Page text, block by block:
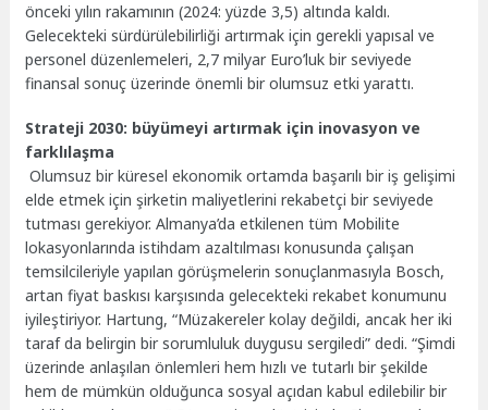
önceki yılın rakamının (2024: yüzde 3,5) altında kaldı.
Gelecekteki sürdürülebilirliği artırmak için gerekli yapısal ve
personel düzenlemeleri, 2,7 milyar Euro’luk bir seviyede
finansal sonuç üzerinde önemli bir olumsuz etki yarattı.
Strateji 2030: büyümeyi artırmak için inovasyon ve
farklılaşma
Olumsuz bir küresel ekonomik ortamda başarılı bir iş gelişimi
elde etmek için şirketin maliyetlerini rekabetçi bir seviyede
tutması gerekiyor. Almanya’da etkilenen tüm Mobilite
lokasyonlarında istihdam azaltılması konusunda çalışan
temsilcileriyle yapılan görüşmelerin sonuçlanmasıyla Bosch,
artan fiyat baskısı karşısında gelecekteki rekabet konumunu
iyileştiriyor. Hartung, “Müzakereler kolay değildi, ancak her iki
taraf da belirgin bir sorumluluk duygusu sergiledi” dedi. “Şimdi
üzerinde anlaşılan önlemleri hem hızlı ve tutarlı bir şekilde
hem de mümkün olduğunca sosyal açıdan kabul edilebilir bir